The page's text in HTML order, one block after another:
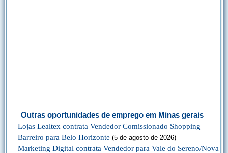
Outras oportunidades de emprego em Minas gerais
Lojas Lealtex contrata Vendedor Comissionado Shopping
Barreiro para Belo Horizonte (5 de agosto de 2026)
Marketing Digital contrata Vendedor para Vale do Sereno/Nova